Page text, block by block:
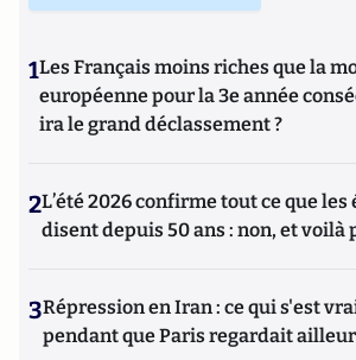
1Les Français moins riches que la
européenne pour la 3e année
ira le grand déclassement ?
2L’été 2026 confirme tout ce que les
disent depuis 50 ans : non, et voilà
3Répression en Iran : ce qui s'est
pendant que Paris regardait